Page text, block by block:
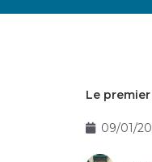
Le
09/01/